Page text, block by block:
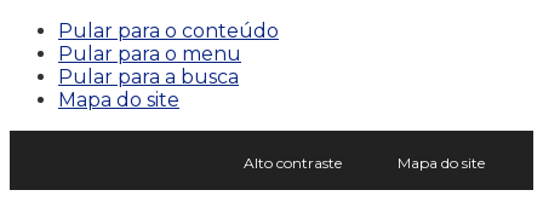
Pular para o conteúdo
Pular para o menu
Pular para a busca
Mapa do site
Alto contraste Mapa do site